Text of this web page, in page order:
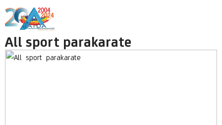
All sport parakarate